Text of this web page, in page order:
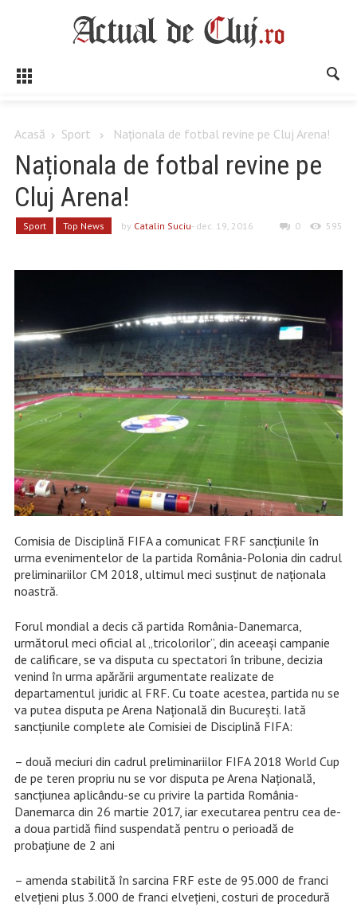
Acasă Sport Naționala de fotbal revine pe Cluj Arena!
Naționala de fotbal revine pe
Cluj Arena!
Sport Top News by Catalin Suciu- dec. 19, 2016 0 595
Comisia de Disciplină FIFA a comunicat FRF sancțiunile în
urma evenimentelor de la partida România-Polonia din cadrul
preliminariilor CM 2018, ultimul meci susținut de naționala
noastră.
Forul mondial a decis că partida România-Danemarca,
următorul meci oficial al „tricolorilor”, din aceeași campanie
de calificare, se va disputa cu spectatori în tribune, decizia
venind în urma apărării argumentate realizate de
departamentul juridic al FRF. Cu toate acestea, partida nu se
va putea disputa pe Arena Națională din București. Iată
sancțiunile complete ale Comisiei de Disciplină FIFA:
– două meciuri din cadrul preliminariilor FIFA 2018 World Cup
de pe teren propriu nu se vor disputa pe Arena Națională,
sancțiunea aplicându-se cu privire la partida România-
Danemarca din 26 martie 2017, iar executarea pentru cea de-
a doua partidă fiind suspendată pentru o perioadă de
probațiune de 2 ani
– amenda stabilită în sarcina FRF este de 95.000 de franci
elvețieni plus 3.000 de franci elvețieni, costuri de procedură